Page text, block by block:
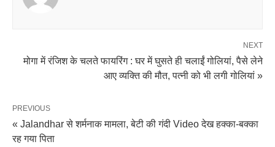
NEXT
मोगा में रंजिश के चलते फायरिंग : घर में घुसते ही चलाईं गोलियां, पैसे लेने
आए व्यक्ति की मौत, पत्नी को भी लगी गोलियां »
PREVIOUS
« Jalandhar से शर्मनाक मामला, बेटी की गंदी Video देख हक्का-बक्का
रह गया पिता